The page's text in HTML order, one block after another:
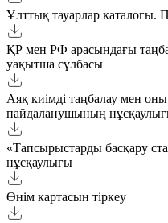
Ұлттық тауарлар
ҚР мен РФ арасындағы
уақытша сұлбасы
Аяқ киімді таңбалау мен
пайдаланушының
«Тапсырыстарды басқару
нұсқаулығы
Өнім картасын тіркеу